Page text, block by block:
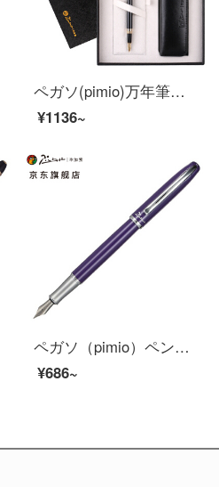
ペガソ(pimio)万年筆ギフトボックスに男性女性のサイン入りペン入れセットオフィスビジネスプレゼントインクを組み合わせて0.5 mm 5510亮黒
¥1136~
ペガソ（pimio）ペンサインペン女史オフィス大人書写学生用0.5 mmインクペンワナシリーズ936魅惑紫
¥686~